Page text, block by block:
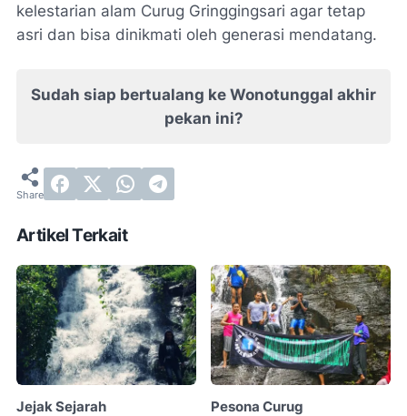
kelestarian alam Curug Gringgingsari agar tetap
asri dan bisa dinikmati oleh generasi mendatang.
Sudah siap bertualang ke Wonotunggal akhir
pekan ini?
Artikel Terkait
Jejak Sejarah Pesona Curug